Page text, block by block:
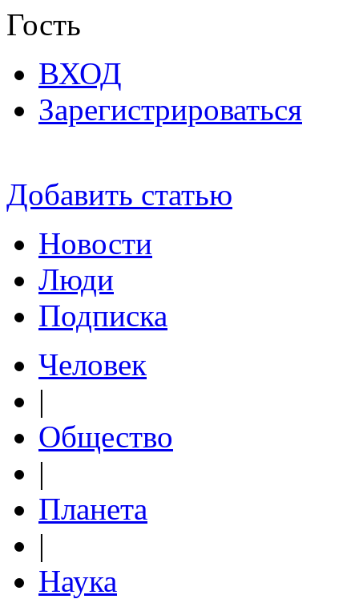
Гость
ВХОД
Зарегистрироваться
Добавить статью
Новости
Люди
Подписка
Человек
|
Общество
|
Планета
|
Наука